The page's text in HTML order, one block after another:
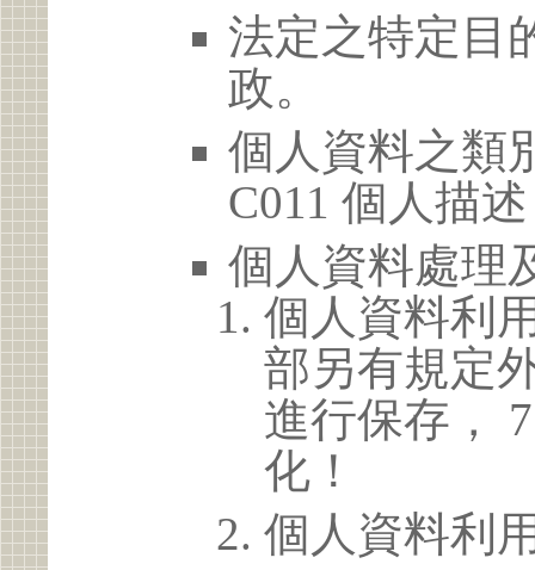
法定之特定目
政。
個人資料之類
C011 個人描述
個人資料處理
個人資料利
部另有規定
進行保存，
化！
個人資料利